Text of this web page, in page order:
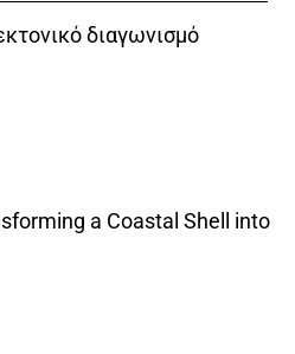
διαγωνισμό
a Coastal Shell into